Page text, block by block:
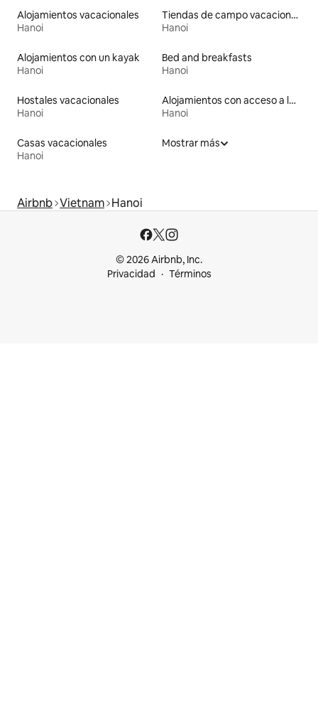
Alojamientos vacacionales
Hanoi
Tiendas de campo vacacionales
Hanoi
Alojamientos con un kayak
Hanoi
Bed and breakfasts
Hanoi
Hostales vacacionales
Hanoi
Alojamientos con acceso a la playa
Hanoi
Casas vacacionales
Hanoi
Mostrar más
Airbnb Vietnam Hanoi
© 2026 Airbnb, Inc.
Privacidad
Términos